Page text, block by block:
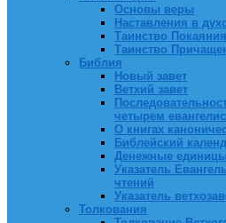
Основы веры
Наставления в
Таинство Покаяния
Таинство
Библия
Новый завет
Ветхий завет
четырем
О книгах
Библейский
Денежные
Указатель
чтений
Указатель
Толкования